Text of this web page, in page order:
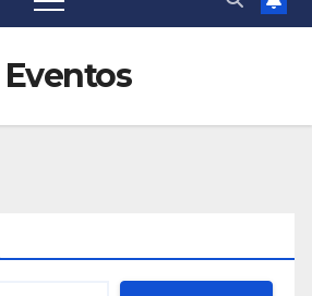
Eventos